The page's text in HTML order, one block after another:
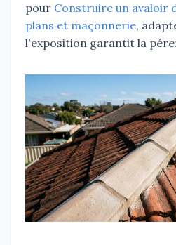
pour Construire un avaloir
plans et maçonnerie,
l'exposition garantit la